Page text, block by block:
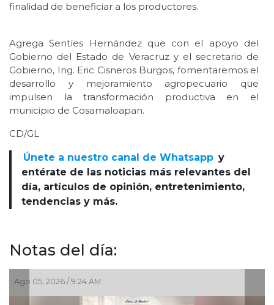
finalidad de beneficiar a los productores.
Agrega Sentíes Hernández que con el apoyo del
Gobierno del Estado de Veracruz y el secretario de
Gobierno, Ing. Eric Cisneros Burgos, fomentaremos el
desarrollo y mejoramiento agropecuario que
impulsen la transformación productiva en el
municipio de Cosamaloapan.
CD/GL
Únete a nuestro canal de Whatsapp y
entérate de las noticias más relevantes del
día, artículos de opinión, entretenimiento,
tendencias y más.
Notas del día:
/ 9:24 AM